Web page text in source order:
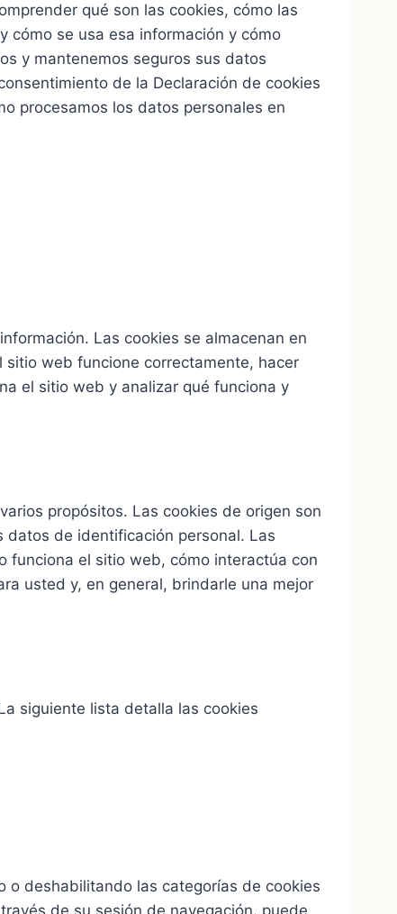
qué son las cookies, cómo las
cómo se usa esa información y cómo
y mantenemos seguros sus datos
de la Declaración de cookies
procesamos los datos personales en
Las cookies se almacenan en
web funcione correctamente, hacer
el sitio web y analizar qué funciona y
propósitos. Las cookies de origen son
datos de identificación personal. Las
funciona el sitio web, cómo interactúa con
usted y, en general, brindarle una mejor
siguiente lista detalla las cookies
o deshabilitando las categorías de cookies
de su sesión de navegación, puede